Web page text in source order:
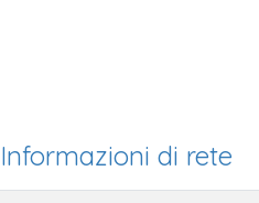
Informazioni di rete